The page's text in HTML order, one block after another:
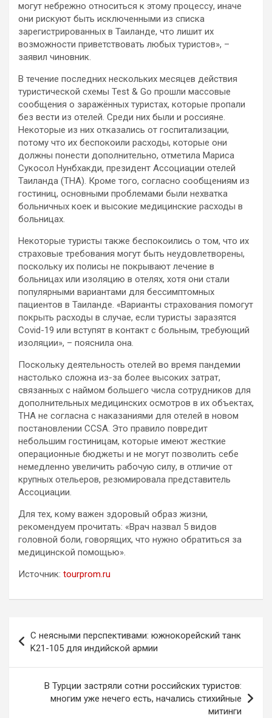
могут небрежно относиться к этому процессу, иначе
они рискуют быть исключенными из списка
зарегистрированных в Таиланде, что лишит их
возможности приветствовать любых туристов», –
заявил чиновник.
В течение последних нескольких месяцев действия
туристической схемы Test & Go прошли массовые
сообщения о заражённых туристах, которые пропали
без вести из отелей. Среди них были и россияне.
Некоторые из них отказались от госпитализации,
потому что их беспокоили расходы, которые они
должны понести дополнительно, отметила Мариса
Сукосол Нунбхакди, президент Ассоциации отелей
Таиланда (THA). Кроме того, согласно сообщениям из
гостиниц, основными проблемами были нехватка
больничных коек и высокие медицинские расходы в
больницах.
Некоторые туристы также беспокоились о том, что их
страховые требования могут быть неудовлетворены,
поскольку их полисы не покрывают лечение в
больницах или изоляцию в отелях, хотя они стали
популярными вариантами для бессимптомных
пациентов в Таиланде. «Варианты страхования помогут
покрыть расходы в случае, если туристы заразятся
Covid-19 или вступят в контакт с больным, требующий
изоляции», – пояснила она.
Поскольку деятельность отелей во время пандемии
настолько сложна из-за более высоких затрат,
связанных с наймом большего числа сотрудников для
дополнительных медицинских осмотров в их объектах,
THA не согласна с наказаниями для отелей в новом
постановлении CCSA. Это правило повредит
небольшим гостиницам, которые имеют жесткие
операционные бюджеты и не могут позволить себе
немедленно увеличить рабочую силу, в отличие от
крупных отельеров, резюмировала представитель
Ассоциации.
Для тех, кому важен здоровый образ жизни,
рекомендуем прочитать: «Врач назвал 5 видов
головной боли, говорящих, что нужно обратиться за
медицинской помощью».
Источник: tourprom.ru
по
записям
С неясными перспективами: южнокорейский танк
K21-105 для индийской армии
В Турции застряли сотни российских туристов:
многим уже нечего есть, начались стихийные
митинги